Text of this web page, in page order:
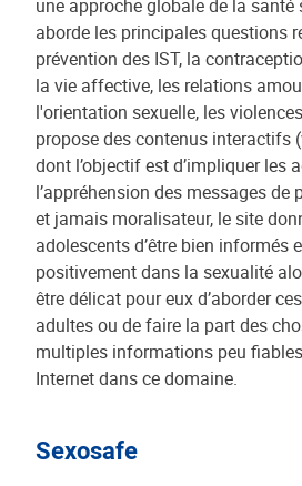
une approche globale de la santé
aborde les principales questions
prévention des IST, la
la vie affective, les relations
l'orientation sexuelle, les
propose des contenus interactifs
dont l’objectif est d’impliquer les
l’appréhension des messages de
et jamais moralisateur, le site
adolescents d’être bien informés
positivement dans la sexualité
être délicat pour eux d’aborder
adultes ou de faire la part des
multiples informations peu
Internet dans ce domaine.
Sexosafe